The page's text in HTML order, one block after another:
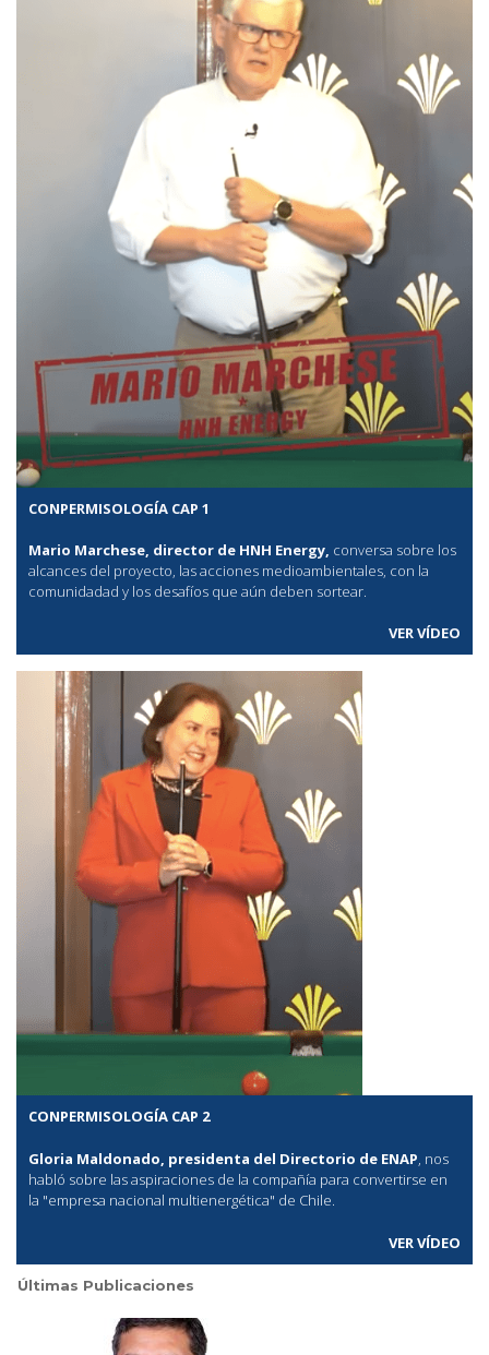
CONPERMISOLOGÍA CAP 1
Mario Marchese, director de HNH Energy, conversa sobre los
alcances del proyecto, las acciones medioambientales, con la
comunidadad y los desafíos que aún deben sortear.
VER VÍDEO
CONPERMISOLOGÍA CAP 2
Gloria Maldonado, presidenta del Directorio de ENAP , nos
habló sobre las aspiraciones de la compañía para convertirse en
la "empresa nacional multienergética" de Chile.
VER VÍDEO
Últimas Publicaciones